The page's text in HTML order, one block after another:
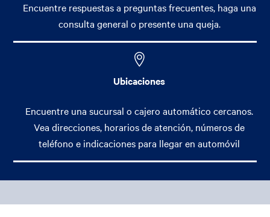
Encuentre respuestas a preguntas frecuentes, haga una
consulta general o presente una queja.
Ubicaciones
Encuentre una sucursal o cajero automático cercanos.
Vea direcciones, horarios de atención, números de
teléfono e indicaciones para llegar en automóvil
Banca Personal